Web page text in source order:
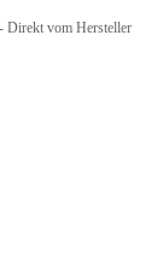
Direkt vom Hersteller